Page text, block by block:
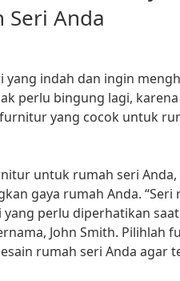
Seri Anda
indah dan ingin
perlu bingung lagi,
yang cocok untuk
untuk rumah seri Anda,
gaya rumah Anda. “Seri
perlu diperhatikan saat
John Smith. Pilihlah
rumah seri Anda agar